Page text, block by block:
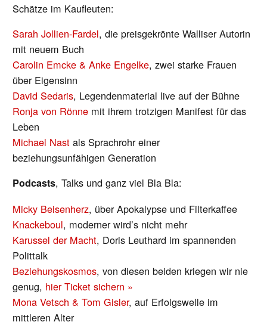
Schätze im Kaufleuten:
Sarah Jollien-Fardel, die preisgekrönte Walliser Autorin
mit neuem Buch
Carolin Emcke & Anke Engelke, zwei starke Frauen
über Eigensinn
David Sedaris, Legendenmaterial live auf der Bühne
Ronja von Rönne mit ihrem trotzigen Manifest für das
Leben
Michael Nast als Sprachrohr einer
beziehungsunfähigen Generation
Podcasts, Talks und ganz viel Bla Bla:
Micky Beisenherz, über Apokalypse und Filterkaffee
Knackeboul, moderner wird’s nicht mehr
Karussel der Macht, Doris Leuthard im spannenden
Polittalk
Beziehungskosmos, von diesen beiden kriegen wir nie
genug, hier Ticket sichern »
Mona Vetsch & Tom Gisler, auf Erfolgswelle im
mittleren Alter